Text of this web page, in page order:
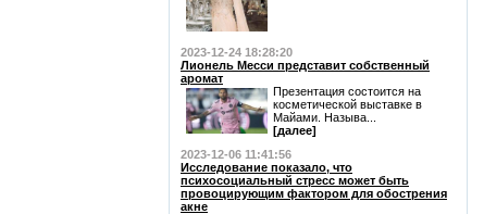
2023-12-24 18:28:20
Лионель Месси представит собственный
аромат
Презентация состоится на
косметической выставке в
Майами. Называ...
[далее]
2023-12-06 11:41:56
Исследование показало, что
психосоциальный стресс может быть
провоцирующим фактором для обострения
акне